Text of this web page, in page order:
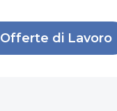
Offerte di Lavoro